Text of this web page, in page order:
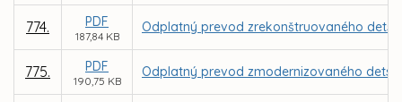
774. PDF
187,84 KB
Odplatný prevod zrekonštruovaného
775. PDF
190,75 KB
Odplatný prevod zmodernizovaného